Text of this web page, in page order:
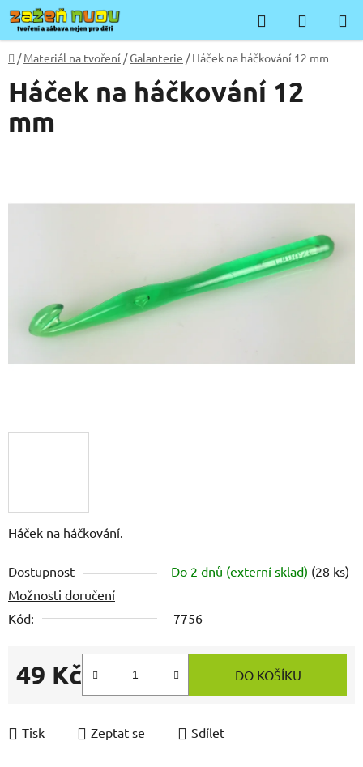
Přejít
na
obsah
Hledat
KOŠÍK
Domů
/ Materiál na tvoření /Galanterie / Háček na háčkování 12 mm
Háček na háčkování.
Dostupnost Do 2 dnů (externí sklad) (28 ks)
Možnosti doručení
Kód:
7756
49 Kč
Měrná cena:
DO KOŠÍKU
Tisk Zeptat se Sdílet
Háček na háčkování 12
mm